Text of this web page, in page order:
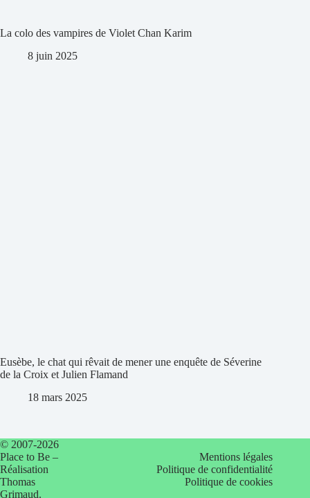
La colo des vampires de Violet Chan Karim
8 juin 2025
Eusèbe, le chat qui rêvait de mener une enquête de Séverine
de la Croix et Julien Flamand
18 mars 2025
© 2007-2026
Place to Be –
Réalisation
Thomas
Grimaud.
Mentions légales
Politique de confidentialité
Politique de cookies